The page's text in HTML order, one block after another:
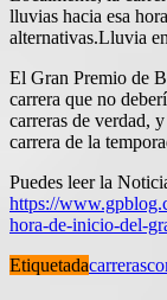
lluvias hacia esa
alternativas.Lluvia
El Gran Premio de
carrera que no
carreras de verdad,
carrera de la
Puedes leer la
https://
hora-de-inicio-del-
Etiquetadacarreras